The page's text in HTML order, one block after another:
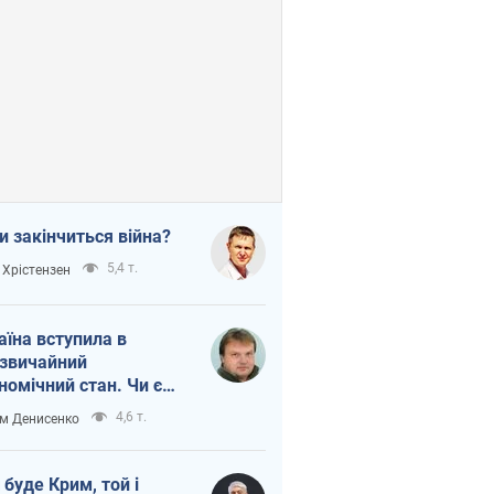
закінчиться війна?
5,4 т.
вступила в
стан. Чи є
вкінці тунелю?
Денисенко 4,6 т.
Крим, той і